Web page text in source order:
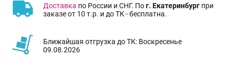
Доставка по России и СНГ. Пог. Екатеринбург при
заказе от 10 т.р. и до ТК - бесплатна.
Ближайшая отгрузка до ТК: Воскресенье
09.08.2026